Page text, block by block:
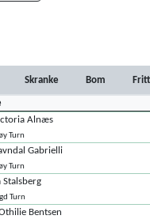
Skranke Bom
Alnæs
Turn
Gabrielli
Turn
Stalsberg
Turn
Bentsen